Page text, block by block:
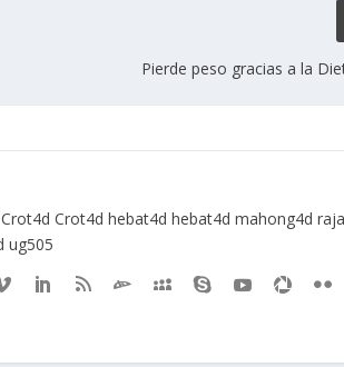
Pierde peso gracias a la
Crot4d Crot4d hebat4d hebat4d mahong4d
ug505